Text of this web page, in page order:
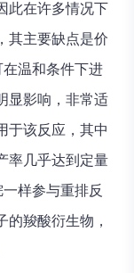
此在许多情况下
其主要缺点是价
温和条件下进
显影响，非常适
于该反应，其中
率几乎达到定量
样参与重排反
的羧酸衍生物，